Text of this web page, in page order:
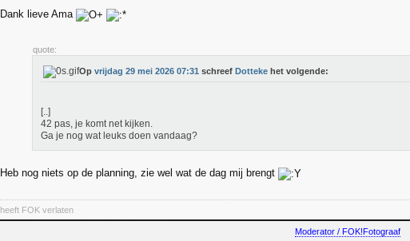
Dank lieve Ama
quote:
Op vrijdag 29 mei 2026 07:31 schreef Dotteke het volgende:
[..]
42 pas, je komt net kijken.
Ga je nog wat leuks doen vandaag?
Heb nog niets op de planning, zie wel wat de dag mij brengt
heeft FOK verlaten
Moderator / FOK!Fotograaf